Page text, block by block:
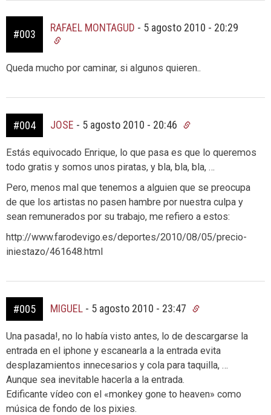
#003
RAFAEL MONTAGUD - 5 agosto 2010 - 20:29
Queda mucho por caminar, si algunos quieren..
#004 JOSE - 5 agosto 2010 - 20:46
Estás equivocado Enrique, lo que pasa es que lo queremos
todo gratis y somos unos piratas, y bla, bla, bla, …
Pero, menos mal que tenemos a alguien que se preocupa
de que los artistas no pasen hambre por nuestra culpa y
sean remunerados por su trabajo, me refiero a estos:
http://www.farodevigo.es/deportes/2010/08/05/precio-
iniestazo/461648.html
#005 MIGUEL - 5 agosto 2010 - 23:47
Una pasada!, no lo había visto antes, lo de descargarse la
entrada en el iphone y escanearla a la entrada evita
desplazamientos innecesarios y cola para taquilla, …
Aunque sea inevitable hacerla a la entrada.
Edificante vídeo con el «monkey gone to heaven» como
música de fondo de los pixies.